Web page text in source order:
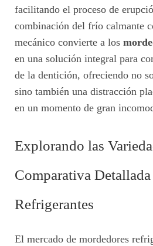
facilitando el proceso de
combinación del frío calmante
mecánico convierte a los
en una solución integral para
de la dentición, ofreciendo no
sino también una distracción
en un momento de gran
Explorando las
Comparativa
Refrigerantes
El mercado de mordedores